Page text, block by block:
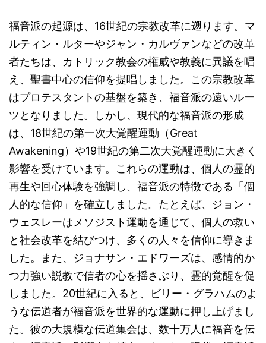
福音派の起源は、16世紀の宗教改革に遡ります。マ
ルティン・ルターやジャン・カルヴァンなどの改革
者たちは、カトリック教会の権威や教義に異議を唱
え、聖書中心の信仰を提唱しました。この宗教改革
はプロテスタントの基盤を築き、福音派の遠いルー
ツとなりました。しかし、現代的な福音派の形成
は、18世紀の第一次大覚醒運動（Great
Awakening）や19世紀の第二次大覚醒運動に大きく
影響を受けています。これらの運動は、個人の霊的
再生や回心体験を強調し、福音派の特徴である「個
人的な信仰」を確立しました。たとえば、ジョン・
ウェスレーはメソジスト運動を通じて、個人の救い
と社会改革を結びつけ、多くの人々を信仰に導きま
した。また、ジョナサン・エドワーズは、感情的か
つ力強い説教で信者の心を揺さぶり、霊的覚醒を促
しました。20世紀に入ると、ビリー・グラハムのよ
うな伝道者が福音派を世界的な運動に押し上げまし
た。彼の大規模な伝道集会は、数十万人に福音を伝